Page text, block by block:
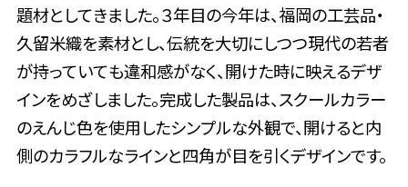
題材としてきました。３年目の今年は、福岡の工芸品・
久留米織を素材とし、伝統を大切にしつつ現代の若者
が持っていても違和感がなく、開けた時に映えるデザ
インをめざしました。完成した製品は、スクールカラー
のえんじ色を使用したシンプルな外観で、開けると内
側のカラフルなラインと四角が目を引くデザインです。